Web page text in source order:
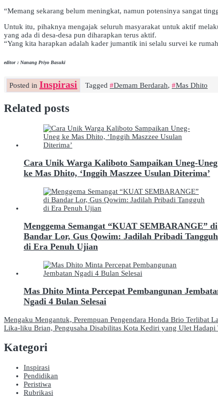
“Memang sekarang belum meningkat, namun potensinya sangat
Untuk itu, pihaknya mengajak seluruh masyarakat untuk aktif
yang ada di desa-desa pun diharapkan terus aktif.
“Yang kita harapkan adalah kader jumantik ini selalu survei ke
editor : Nanang Priyo Basuki
Posted in Inspirasi Tagged Demam Berdarah, Mas Dhito
Related posts
Cara Unik Warga Kaliboto Sampaikan Uneg-Uneg
ke Mas Dhito, ‘Inggih Maszzee Usulan Diterima’
Menggema Semangat “KUAT SEMBARANGE” di
Bandar Lor, Gus Qowim: Jadilah Pribadi Tangguh
di Era Penuh Ujian
Mas Dhito Minta Percepat Pembangunan
Ngadi 4 Bulan Selesai
Navigasi
pos
Mengaku Mengantuk, Perempuan Pengendara Honda Brio Terlibat
Lika-liku Brian, Pengusaha Disabilitas Kota Kediri yang Ulet Hadapi
Kategori
Inspirasi
Pendidikan
Peristiwa
Rubrikasi